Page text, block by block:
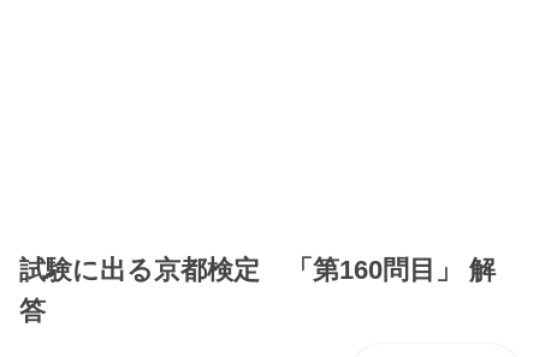
試験に出る京都検定 「第160問目」 解
答